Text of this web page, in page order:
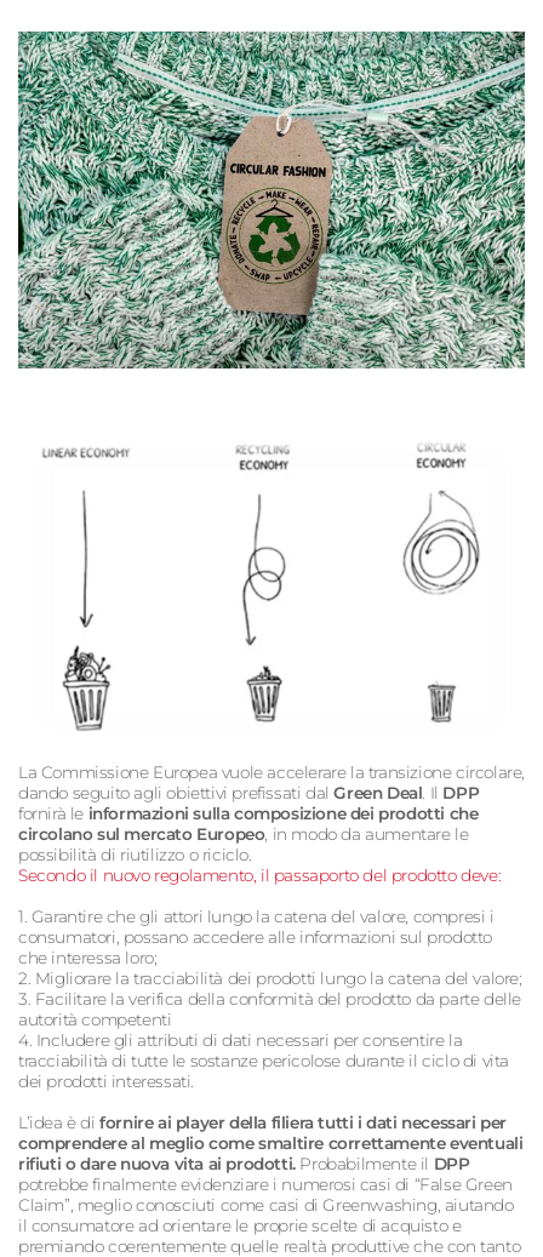
La Commissione Europea vuole accelerare la transizione circolare,
dando seguito agli obiettivi prefissati dalGreen Deal . Il DPP
fornirà le informazioni sulla composizione dei prodotti che
circolano sul mercato Europeo, in modo da aumentare le
possibilità di riutilizzo o riciclo.
Secondo il nuovo regolamento, il passaporto del prodotto deve:
1. Garantire che gli attori lungo la catena del valore, compresi i
consumatori, possano accedere alle informazioni sul prodotto
che interessa loro;
2. Migliorare la tracciabilità dei prodotti lungo la catena del valore;
3. Facilitare la verifica della conformità del prodotto da parte delle
autorità competenti
4. Includere gli attributi di dati necessari per consentire la
tracciabilità di tutte le sostanze pericolose durante il ciclo di vita
dei prodotti interessati.
L’idea è difornire ai player della filiera tutti i dati necessari per
comprendere al meglio come smaltire correttamente eventuali
rifiuti o dare nuova vita ai prodotti.Probabilmente il DPP
potrebbe finalmente evidenziare i numerosi casi di “False Green
Claim”, meglio conosciuti come casi di Greenwashing, aiutando
il consumatore ad orientare le proprie scelte di acquisto e
premiando coerentemente quelle realtà produttive che con tanto